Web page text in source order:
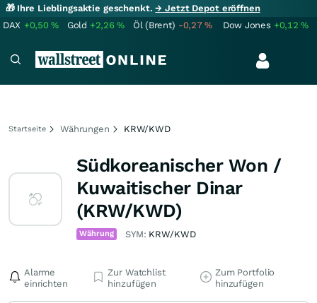
🎁 Ihre Lieblingsaktie geschenkt.→ Jetzt Depot eröffnen
DAX +0,50% Gold +2,26% Öl (Brent) -0,27% Dow Jones +0,12%
Startseite Währungen KRW/KWD
Südkoreanischer Won /
Kuwaitischer Dinar
(KRW/KWD)
Währung SYM: KRW/KWD
Alarme
einrichten
Zur Watchlist
hinzufügen
Zum Portfolio
hinzufügen